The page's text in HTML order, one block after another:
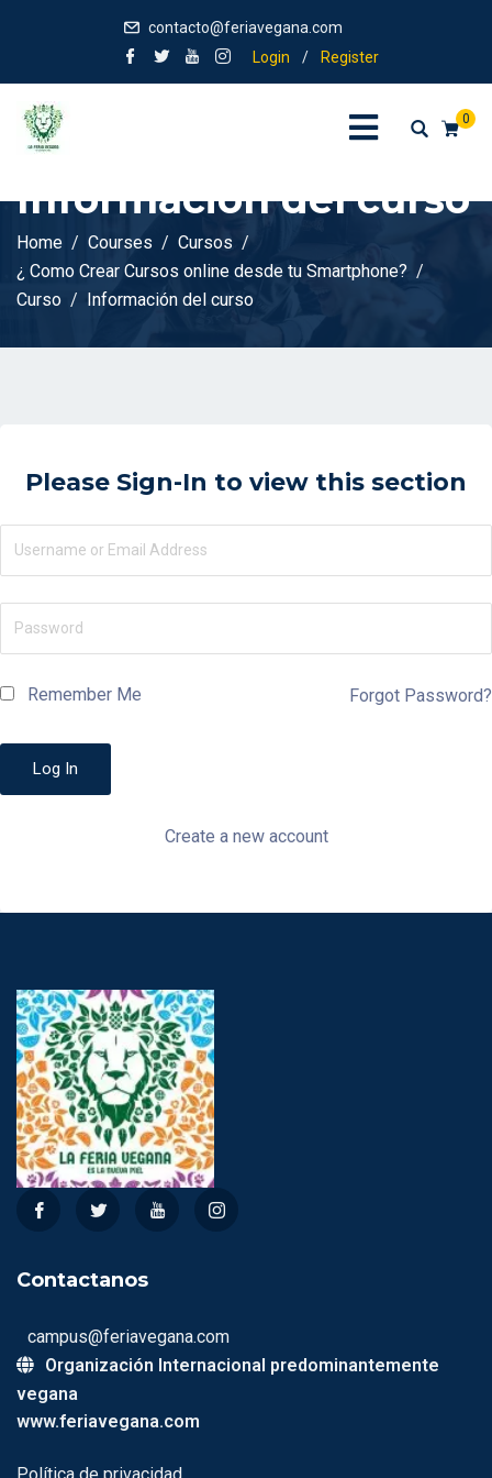
contacto@feriavegana.com
Login
/ Register
0
Información del curso
Home Courses
Cursos
¿ Como Crear Cursos online desde tu Smartphone?
Curso
Información del curso
Please Sign-In to view this section
Remember Me Forgot Password?
Create a new account
Contactanos
campus@feriavegana.com
Organización Internacional predominantemente
vegana
www.feriavegana.com
Política de privacidad